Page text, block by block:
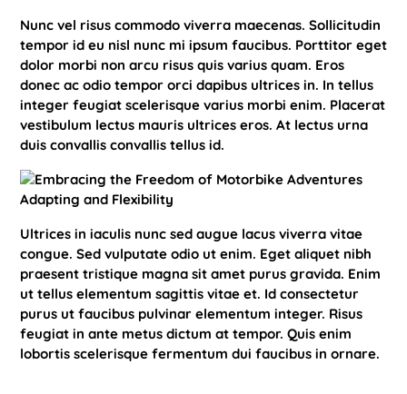
Nunc vel risus commodo viverra maecenas. Sollicitudin
tempor id eu nisl nunc mi ipsum faucibus. Porttitor eget
dolor morbi non arcu risus quis varius quam. Eros
donec ac odio tempor orci dapibus ultrices in. In tellus
integer feugiat scelerisque varius morbi enim. Placerat
vestibulum lectus mauris ultrices eros. At lectus urna
duis convallis convallis tellus id.
Adapting and Flexibility
Ultrices in iaculis nunc sed augue lacus viverra vitae
congue. Sed vulputate odio ut enim. Eget aliquet nibh
praesent tristique magna sit amet purus gravida. Enim
ut tellus elementum sagittis vitae et. Id consectetur
purus ut faucibus pulvinar elementum integer. Risus
feugiat in ante metus dictum at tempor. Quis enim
lobortis scelerisque fermentum dui faucibus in ornare.